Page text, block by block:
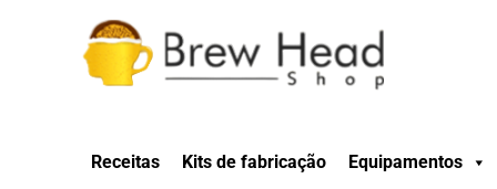
Receitas Kits de fabricação Equipamentos